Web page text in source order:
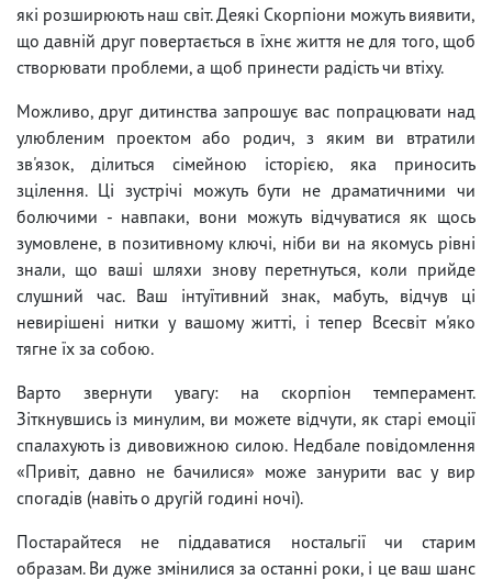
які розширюють наш світ. Деякі Скорпіони можуть виявити,
що давній друг повертається в їхнє життя не для того, щоб
створювати проблеми, а щоб принести радість чи втіху.
Можливо, друг дитинства запрошує вас попрацювати над
улюбленим проектом або родич, з яким ви втратили
зв'язок, ділиться сімейною історією, яка приносить
зцілення. Ці зустрічі можуть бути не драматичними чи
болючими - навпаки, вони можуть відчуватися як щось
зумовлене, в позитивному ключі, ніби ви на якомусь рівні
знали, що ваші шляхи знову перетнуться, коли прийде
слушний час. Ваш інтуїтивний знак, мабуть, відчув ці
невирішені нитки у вашому житті, і тепер Всесвіт м'яко
тягне їх за собою.
Варто звернути увагу: на скорпіон темперамент.
Зіткнувшись із минулим, ви можете відчути, як старі емоції
спалахують із дивовижною силою. Недбале повідомлення
«Привіт, давно не бачилися» може занурити вас у вир
спогадів (навіть о другій годині ночі).
Постарайтеся не піддаватися ностальгії чи старим
образам. Ви дуже змінилися за останні роки, і це ваш шанс